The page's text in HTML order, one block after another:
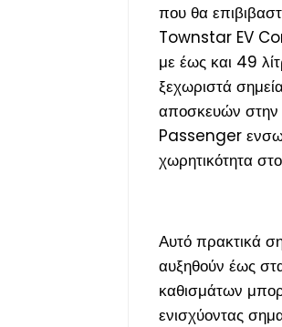
που θα
Townstar EV
με έως και 49
ξεχωριστά
αποσκευών στην
Passenger
χωρητικότητα
Αυτό πρακτικά
αυξηθούν έως
καθισμάτων
ενισχύοντας